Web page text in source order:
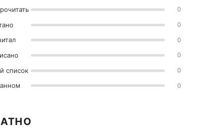
0
0
0
0
список 0
0